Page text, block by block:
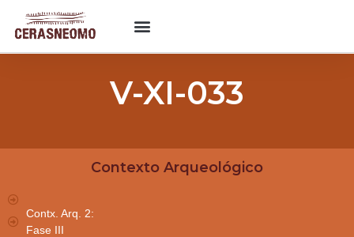
V-XI-033
Contexto Arqueológico
Contx. Arq. 2:
Fase III